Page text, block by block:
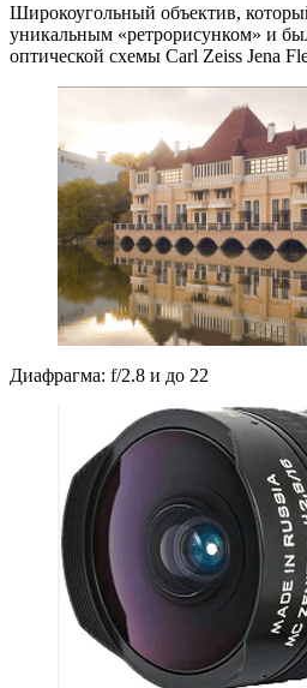
Широкоугольный объектив,
уникальным «ретрорисунком» и
оптической схемы Carl Zeiss Jena
Диафрагма: f/2.8 и до 22